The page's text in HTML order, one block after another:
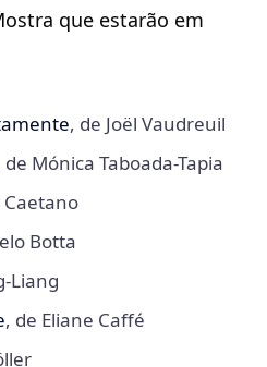
que estarão em
, de Joël Vaudreuil
de Mónica Taboada-Tapia
Botta
Liang
, de Eliane Caffé